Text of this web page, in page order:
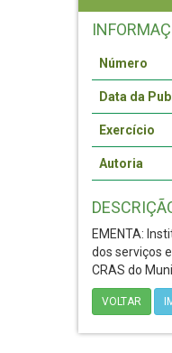
Número
Data da
Exercício
Autoria
EMENTA:
dos serviços
CRAS do
VOLTAR